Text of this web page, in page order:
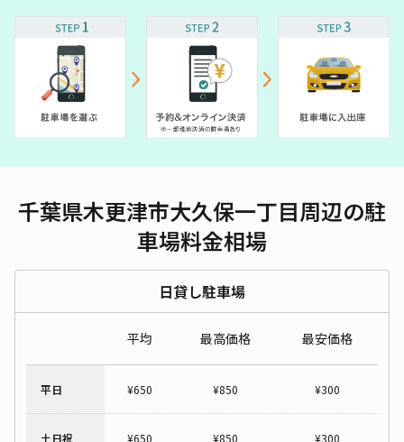
千葉県木更津市大久保一丁目周辺の駐
車場料金相場
日貸し駐車場
平均 最高価格 最安価格
平日 ¥650 ¥850 ¥300
土日祝 ¥650 ¥850 ¥300